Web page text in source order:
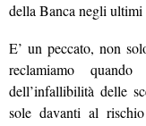
della Banca negli ultimi
E’ un peccato, non
reclamiamo
dell’infallibilità delle
sole davanti al